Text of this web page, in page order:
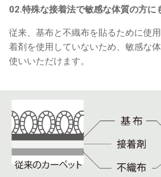
02.特殊な接着法で敏感な体質の方に
従来、基布と不織布を貼るために使
着剤を使用していないため、敏感な
使いいただけます。